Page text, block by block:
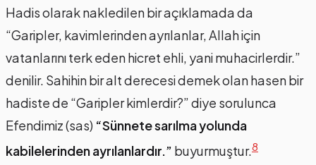
Hadis olarak nakledilen bir açıklamada da
“Garipler, kavimlerinden ayrılanlar, Allah için
vatanlarını terk eden hicret ehli, yani muhacirlerdir.”
denilir. Sahihin bir alt derecesi demek olan hasen bir
hadiste de “Garipler kimlerdir?” diye sorulunca
Efendimiz (sas) “Sünnete sarılma yolunda
kabilelerinden ayrılanlardır.” buyurmuştur.8